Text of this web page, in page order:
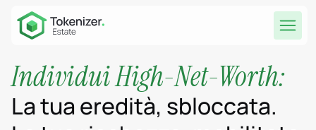
Individui High-Net-Worth:
La tua eredità, sbloccata.